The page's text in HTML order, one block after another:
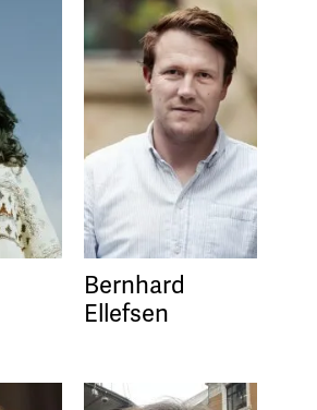
Bernhard
Ellefsen